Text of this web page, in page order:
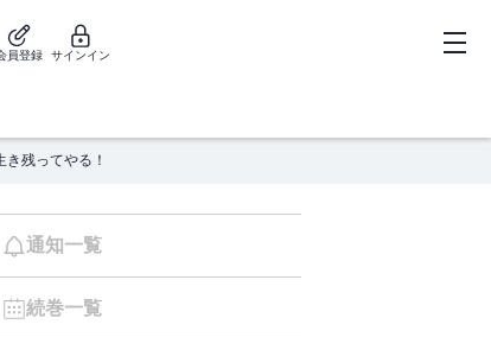
員登録 サインイン
残ってやる！
通知一覧
続巻一覧